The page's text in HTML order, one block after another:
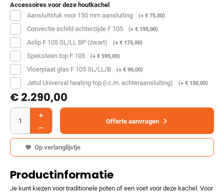
Accessoires voor deze houtkachel
Aansluitstuk voor 150 mm aansluiting
(+ € 75,00)
Convectie schild achterzijde F 105 (+ € 195,00)
Aslip F 105 SL/LL BP (zwart) (+ € 175,00)
Speksteen top F 105 (+ € 595,00)
Vloerplaat glas F 105 SL/LL/B (+ € 90,00)
Jøtul Universal heating top (i.c.m. achteraansluiting) (+ € 150,00)
€2.290,00
Offerte aanvragen
Op verlanglijstje
Productinformatie
Je kunt kiezen voor traditionele poten of een voet voor deze kachel. Voor